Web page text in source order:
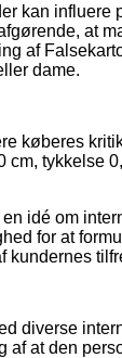
kan influere
at
af
dame.
køberes
tykkelse
idé om
for at
kundernes
diverse
af at den